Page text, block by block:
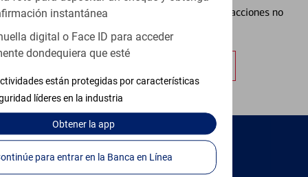
instantánea
digital o Face ID para acceder
dondequiera que esté
están protegidas por características
líderes en la industria
Obtenerla app
Continúe para entrar en la Banca en Línea
tarjeta de débito para ayudar a prevenir transacciones no
PRODUCTOS DESTACADOS